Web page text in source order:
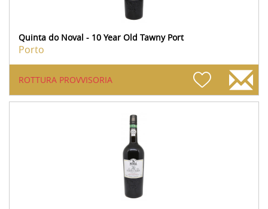
Quinta do Noval - 10 Year Old Tawny Port
Porto
ROTTURA PROVVISORIA